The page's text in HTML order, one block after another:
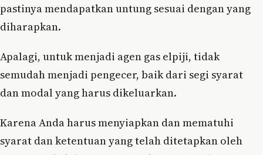
pastinya mendapatkan untung sesuai dengan yang
diharapkan.
Apalagi, untuk menjadi agen gas elpiji, tidak
semudah menjadi pengecer, baik dari segi syarat
dan modal yang harus dikeluarkan.
Karena Anda harus menyiapkan dan mematuhi
syarat dan ketentuan yang telah ditetapkan oleh